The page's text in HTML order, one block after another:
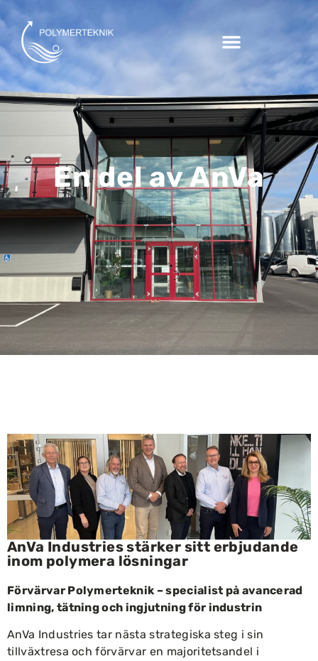
En del av AnVa
AnVa Industries stärker sitt erbjudande
inom polymera lösningar
Förvärvar Polymerteknik – specialist på avancerad
limning, tätning och ingjutning för industrin
AnVa Industries tar nästa strategiska steg i sin
tillväxtresa och förvärvar en majoritetsandel i